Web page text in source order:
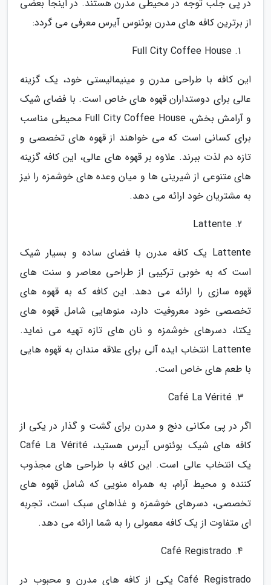
در پی جلب توجه در محیطی مدرن هستند. در اینجا بعضی
از برترین کافه های مدرن بوئنوس آیرس معرفی می گردد:
Full City Coffee House
این کافه با طراحی مدرن و مینیمالیستی خود، یک گزینه
عالی برای دوستداران قهوه های خاص است. با فضای شیک
و آرامش بخش، Full City Coffee House محیطی مناسب
برای کسانی است که می خواهند از قهوه های تخصصی و
تازه دم لذت ببرند. علاوه بر قهوه های عالی، این کافه گزینه
های متنوعی از شیرینی ها و میان وعده های خوشمزه را نیز
به مشتریان خود ارائه می دهد.
Lattente
Lattente یک کافه مدرن با فضای ساده و بسیار شیک
است که به خوبی ترکیبی از طراحی معاصر و سنت های
قهوه سازی را ارائه می دهد. این کافه که به قهوه های
تخصصی خود معروفیت دارد، منوهایی شامل قهوه های
یکتا، دسرهای خوشمزه و نان های تازه تهیه می نماید.
Lattente انتخاب ایده آلی برای علاقه مندان به قهوه هایی
با طعم های خاص است.
Café La Vérité
اگر در پی مکانی دنج و مدرن برای گشت و گذار در یکی از
کافه های شیک بوئنوس آیرس هستید، Café La Vérité
یک انتخاب عالی است. این کافه با طراحی های مجذوب
کننده و محیط آرام، به همراه منویی که شامل قهوه های
تخصصی، دسرهای خوشمزه و غذاهای سبک است، تجربه
ای متفاوت از یک کافه معمولی را به شما ارائه می دهد.
Café Registrado
Café Registrado یکی از کافه های مدرن و محبوب در